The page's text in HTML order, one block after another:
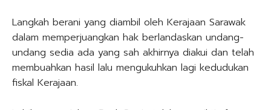
Langkah berani yang diambil oleh Kerajaan Sarawak
dalam memperjuangkan hak berlandaskan undang-
undang sedia ada yang sah akhirnya diakui dan telah
membuahkan hasil lalu mengukuhkan lagi kedudukan
fiskal Kerajaan.